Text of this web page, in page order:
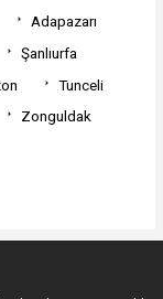
Adapazarı
Şanlıurfa
Tunceli
Zonguldak